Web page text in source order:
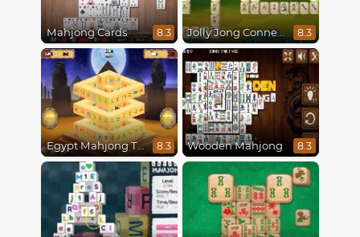
Mahjong Cards 8.3 Jolly Jong Connect 8.3
Egypt Mahjong Triple Dimensions 8.3 Wooden Mahjong 8.3